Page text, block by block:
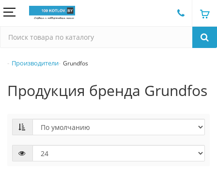
Производители Grundfos
Продукция бренда Grundfos